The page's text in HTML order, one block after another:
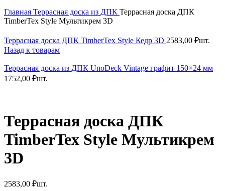
Главная Террасная доска из ДПК Террасная доска ДПК
TimberTex Style Мультикрем 3D
Террасная доска ДПК TimberTex Style Кедр 3D 2583,00 ₽шт.
Назад к товарам
Террасная доска из ДПК UnoDeck Vintage графит 150×24 мм
1752,00 ₽шт.
Террасная доска ДПК
TimberTex Style Мультикрем
3D
2583,00 ₽шт.